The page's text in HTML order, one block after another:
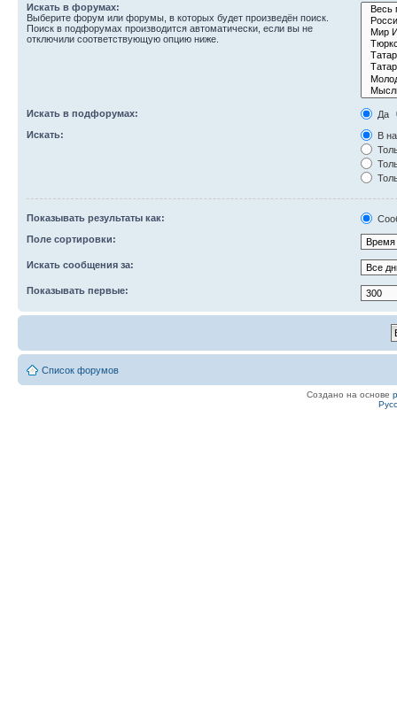
Искать в форумах:
Выберите форум или форумы, в которых будет произведён поиск.
Поиск в подфорумах производится автоматически, если вы не
отключили соответствующую опцию ниже.
Искать в подфорумах:
Да
Искать:
В
Показывать результаты как:
Поле сортировки:
Искать сообщения за:
Показывать первые:
Список форумов
Создано на основе